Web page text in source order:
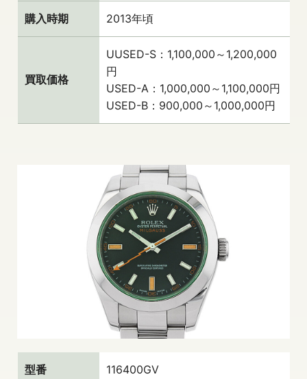
購入時期 2013年頃
買取価格
UUSED-S：1,100,000～1,200,000
円
USED-A：1,000,000～1,100,000円
USED-B：900,000～1,000,000円
型番 116400GV